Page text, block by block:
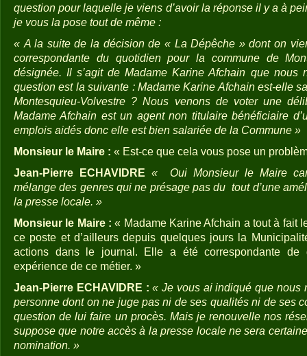
question pour laquelle je viens d’avoir la réponse il y a à
je vous la pose tout de même :
« A la suite de la décision de « La Dépêche » dont on
correspondante du quotidien pour la commune de
désignée. Il s’agit de Madame Karine Afchain que
question est la suivante : Madame Karine Afchain est-elle
Montesquieu-Volvestre ? Nous venons de voter une
Madame Afchain est un agent non titulaire bénéficiaire
emplois aidés donc elle est bien salariée de la Commune »
Monsieur le Maire : « Est-ce que cela vous pose un
Jean-Pierre ECHAVIDRE « Oui Monsieur le Maire
mélange des genres qui ne présage pas du tout d’une
la presse locale. »
Monsieur le Maire : « Madame Karine Afchain a tout à fait
ce poste et d’ailleurs depuis quelques jours la
actions dans le journal. Elle a été correspondante
expérience de ce métier. »
Jean-Pierre ECHAVIDRE : « Je vous ai indiqué que nous
personne dont on ne juge pas ni de ses qualités ni de ses
question de lui faire un procès. Mais je renouvelle nos
suppose que notre accès à la presse locale ne sera
nomination. »